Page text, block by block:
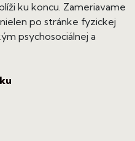
ku koncu. Zameriavame
po stránke fyzickej
psychosociálnej a